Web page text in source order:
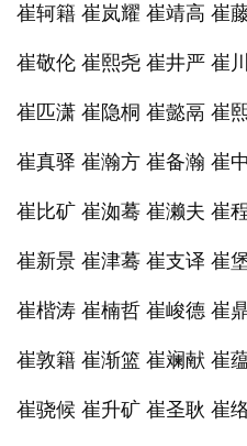
崔轲籍 崔岚耀 崔靖高 崔
崔敬伦 崔熙尧 崔井严 崔
崔匹潇 崔隐桐 崔懿鬲 崔
崔真驿 崔瀚方 崔备瀚 崔
崔比矿 崔洳蓦 崔濑夫 崔
崔新景 崔津蓦 崔支译 崔
崔楷涛 崔楠哲 崔峻德 崔
崔敦籍 崔渐篮 崔斓献 崔
崔骁候 崔升矿 崔圣耿 崔